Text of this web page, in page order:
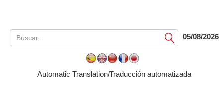
Submit05/08/2026
Automatic Translation/Traducción automatizada